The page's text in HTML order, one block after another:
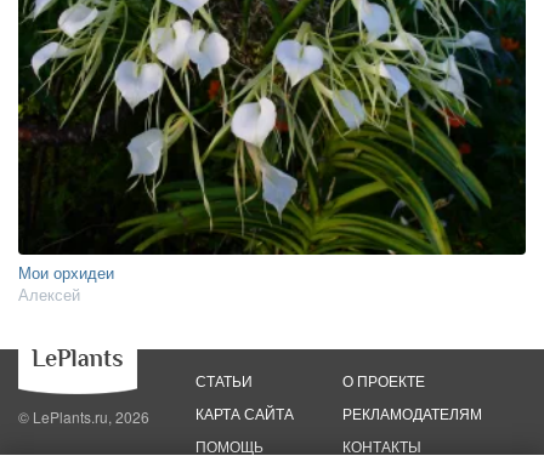
Мои орхидеи
Алексей
© LePlants.ru, 2026
СТАТЬИ
КАРТА САЙТА
ПОМОЩЬ
О ПРОЕКТЕ
РЕКЛАМОДАТЕЛЯМ
КОНТАКТЫ